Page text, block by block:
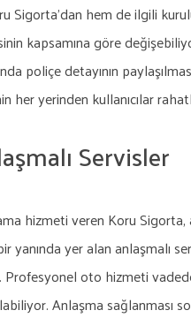
Sigorta'dan hem de ilgili
kapsamına göre
poliçe detayının
her yerinden kullanıcılar
Servisler
hizmeti veren Koru
yanında yer alan anlaşmalı
oto hizmeti
Anlaşma sağlanması